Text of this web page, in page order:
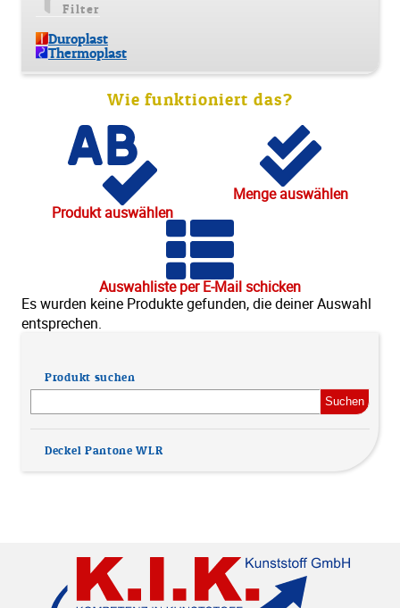
Start
Über uns
News
Filter
Duroplast
Thermoplast
Wie funktioniert das?
Produkt auswählen
Menge auswählen
Auswahliste per E-Mail schicken
Es wurden keine Produkte gefunden, die deiner Auswahl
entsprechen.
Produkt suchen
nach:
Deckel Pantone WLR